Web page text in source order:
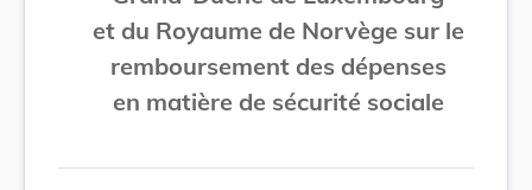
et du Royaume de Norvège sur le
remboursement des dépenses
en matière de sécurité sociale